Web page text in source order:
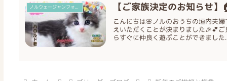
ノルウェージャンフォレストキャット 【ご家族決定のお知らせ
こんにちは🌸ノルのおうちの垣内夫
えいただくことが決まりました🎉💕
らすぐに仲良く遊ぶことができました